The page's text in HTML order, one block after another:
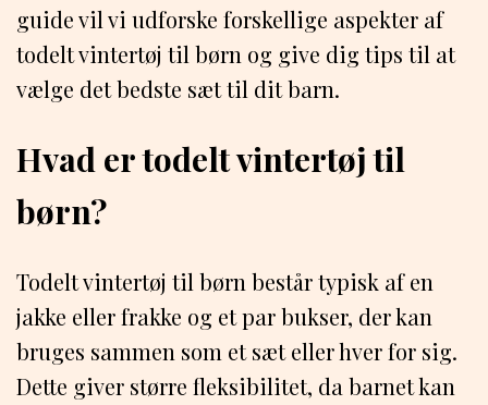
guide vil vi udforske forskellige aspekter af
todelt vintertøj til børn og give dig tips til at
vælge det bedste sæt til dit barn.
Hvad er todelt vintertøj til
børn?
Todelt vintertøj til børn består typisk af en
jakke eller frakke og et par bukser, der kan
bruges sammen som et sæt eller hver for sig.
Dette giver større fleksibilitet, da barnet kan